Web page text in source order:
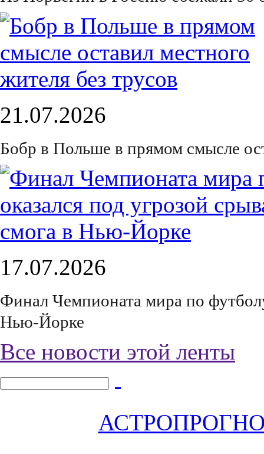
21.07.2026
Бобр в Польше в прямом смысле
17.07.2026
Финал Чемпионата мира по
Нью-Йорке
Все новости этой ленты